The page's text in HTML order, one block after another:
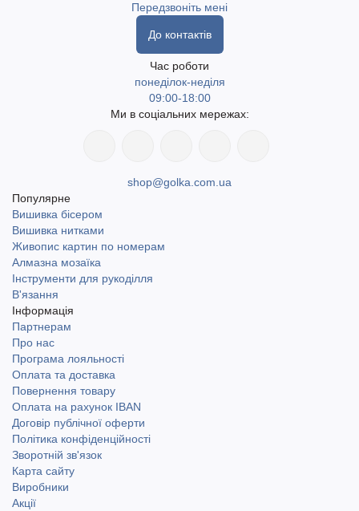
Передзвоніть мені
До контактів
Час роботи
понеділок-неділя
09:00-18:00
Ми в соціальних мережах:
shop@golka.com.ua
Популярне
Вишивка бісером
Вишивка нитками
Живопис картин по номерам
Алмазна мозаїка
Інструменти для рукоділля
В'язання
Інформація
Партнерам
Про нас
Програма лояльності
Оплата та доставка
Повернення товару
Оплата на рахунок IBAN
Договір публічної оферти
Політика конфіденційності
Зворотній зв'язок
Карта сайту
Виробники
Акції